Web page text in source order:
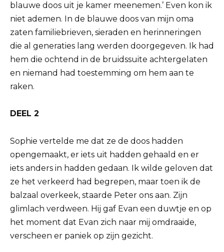
blauwe doos uit je kamer meenemen.’ Even kon ik
niet ademen. In de blauwe doos van mijn oma
zaten familiebrieven, sieraden en herinneringen
die al generaties lang werden doorgegeven. Ik had
hem die ochtend in de bruidssuite achtergelaten
en niemand had toestemming om hem aan te
raken.
DEEL 2
Sophie vertelde me dat ze de doos hadden
opengemaakt, er iets uit hadden gehaald en er
iets anders in hadden gedaan. Ik wilde geloven dat
ze het verkeerd had begrepen, maar toen ik de
balzaal overkeek, staarde Peter ons aan. Zijn
glimlach verdween. Hij gaf Evan een duwtje en op
het moment dat Evan zich naar mij omdraaide,
verscheen er paniek op zijn gezicht.